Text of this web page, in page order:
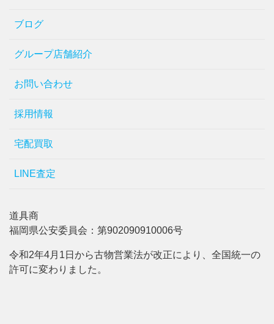
ブログ
グループ店舗紹介
お問い合わせ
採用情報
宅配買取
LINE査定
道具商
福岡県公安委員会：第902090910006号
令和2年4月1日から古物営業法が改正により、全国統一の
許可に変わりました。